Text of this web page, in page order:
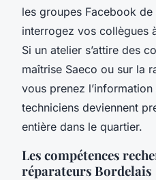
les groupes Facebook
interrogez vos collègues
Si un atelier s’attire des
maîtrise Saeco ou sur la
vous prenez
techniciens deviennent
entière dans le quartier.
Les compétences
réparateurs Bordelais